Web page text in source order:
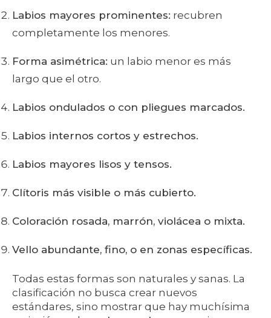
Labios mayores prominentes: recubren
completamente los menores.
Forma asimétrica: un labio menor es más
largo que el otro.
Labios ondulados o con pliegues marcados.
Labios internos cortos y estrechos.
Labios mayores lisos y tensos.
Clítoris más visible o más cubierto.
Coloración rosada, marrón, violácea o mixta.
Vello abundante, fino, o en zonas específicas.
Todas estas formas son naturales y sanas. La
clasificación no busca crear nuevos
estándares, sino mostrar que hay muchísima